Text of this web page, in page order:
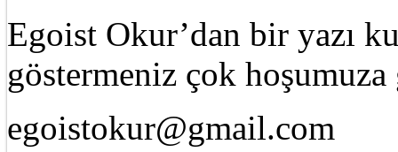
Egoist Okur’dan bir yazı
göstermeniz çok
egoistokur@gmail.com